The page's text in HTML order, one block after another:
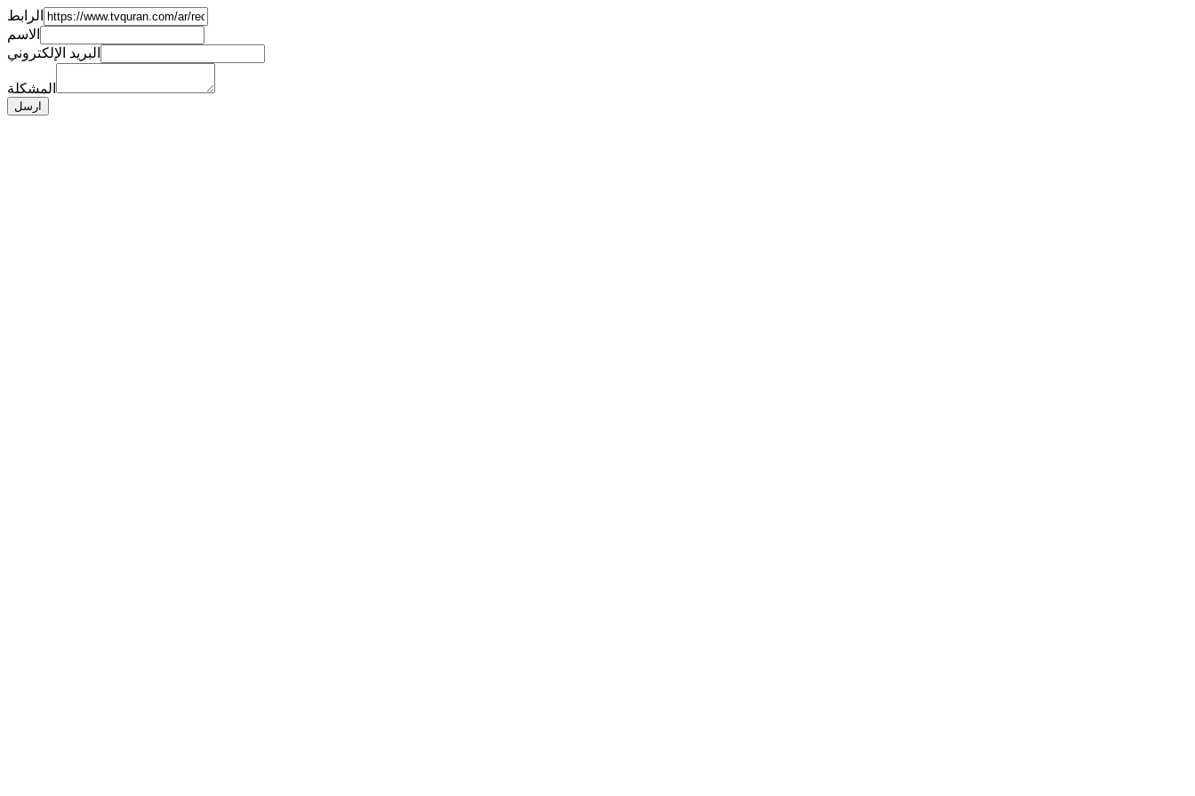
الرابط
الاسم
البريد الإلكتروني
المشكلة
ارسل